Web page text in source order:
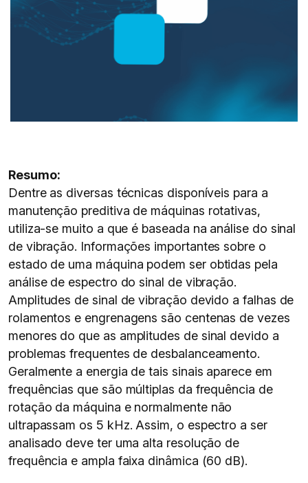
Resumo:
Dentre as diversas técnicas disponíveis para a
manutenção preditiva de máquinas rotativas,
utiliza-se muito a que é baseada na análise do sinal
de vibração. Informações importantes sobre o
estado de uma máquina podem ser obtidas pela
análise de espectro do sinal de vibração.
Amplitudes de sinal de vibração devido a falhas de
rolamentos e engrenagens são centenas de vezes
menores do que as amplitudes de sinal devido a
problemas frequentes de desbalanceamento.
Geralmente a energia de tais sinais aparece em
frequências que são múltiplas da frequência de
rotação da máquina e normalmente não
ultrapassam os 5 kHz. Assim, o espectro a ser
analisado deve ter uma alta resolução de
frequência e ampla faixa dinâmica (60 dB).